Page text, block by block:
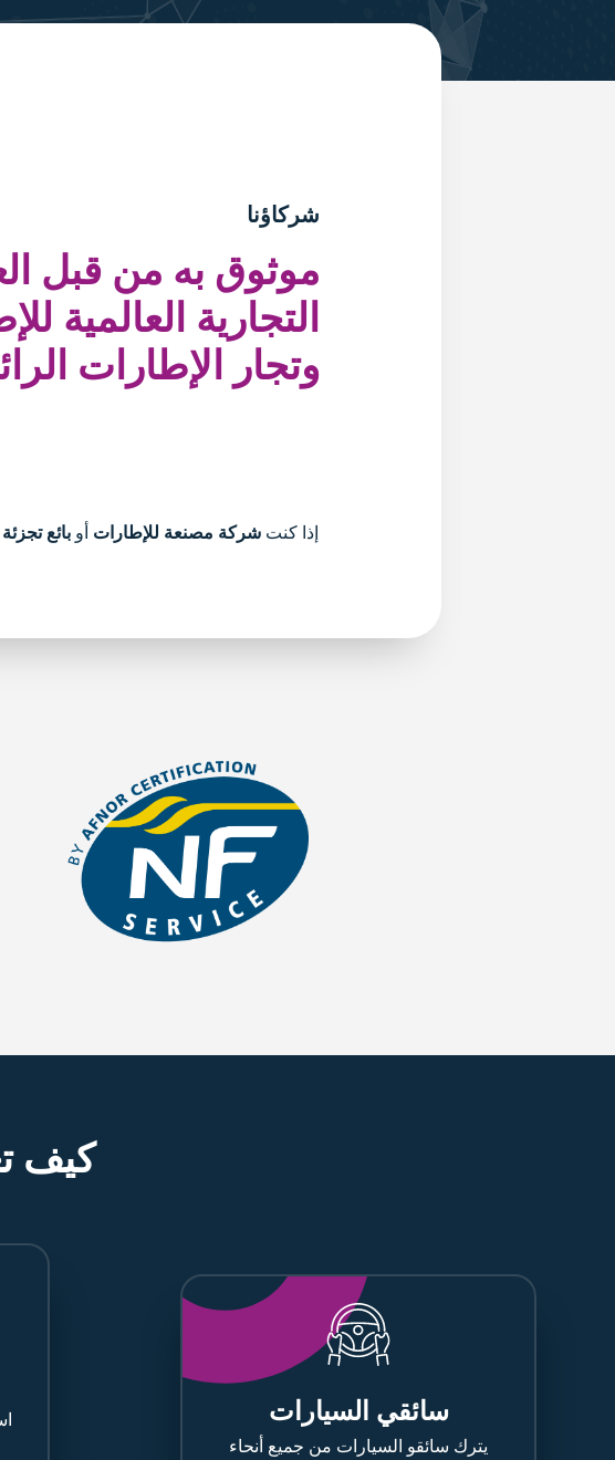
شركاؤنا
موثوق به من قبل
التجارية العالمية
وتجار الإطارات
إذا كنت شركة مصنعة للإطارات أو بائع
كيف
سائقي السيارات
يترك سائقو السيارات من جميع أنحاء